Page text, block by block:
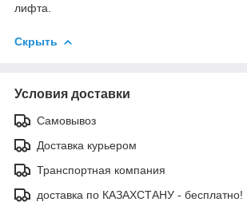
лифта.
Скрыть
Условия доставки
Самовывоз
Доставка курьером
Транспортная компания
доставка по КАЗАХСТАНУ - бесплатно!